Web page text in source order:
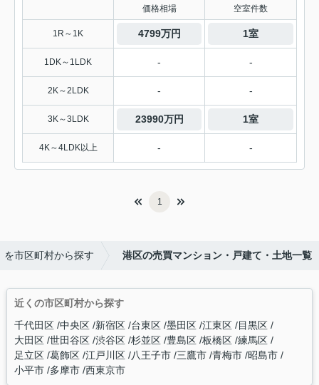
価格相場 空室件数
1R～1K 4799万円 1室
1DK～1LDK - -
2K～2LDK - -
3K～3LDK 23990万円 1室
4K～4LDK以上 - -
1
を市区町村から探す 港区の売買マンション・戸建て・土地一覧
近くの市区町村から探す
千代田区 中央区 新宿区 台東区 墨田区 江東区 目黒区
大田区 世田谷区 渋谷区 杉並区 豊島区 板橋区 練馬区
足立区 葛飾区 江戸川区 八王子市 三鷹市 青梅市 昭島市
小平市 多摩市 西東京市